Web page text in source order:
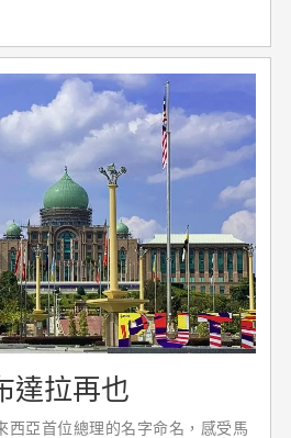
達拉再也
西亞首位總理的名字命名，感受馬